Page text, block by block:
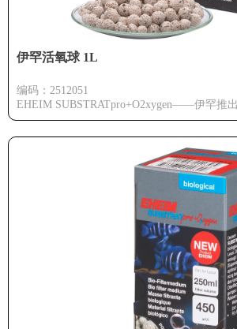
伊罕活氧球 1L
编码：2512051
EHEIM SUBSTRATpro+O2xygen——伊罕推
创新，这是一款将鱼缸水质净化提升至全新